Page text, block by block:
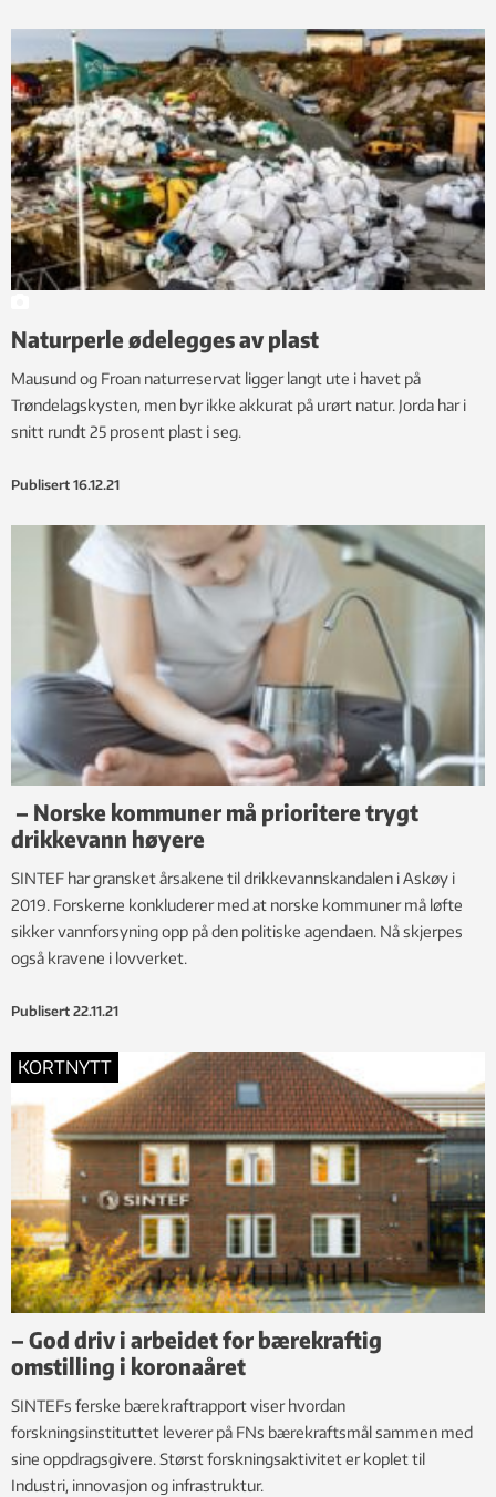
Naturperle ødelegges av plast
Mausund og Froan naturreservat ligger langt ute i havet på
Trøndelagskysten, men byr ikke akkurat på urørt natur. Jorda har i
snitt rundt 25 prosent plast i seg.
Publisert 16.12.21
– Norske kommuner må prioritere trygt
drikkevann høyere
SINTEF har gransket årsakene til drikkevannskandalen i Askøy i
2019. Forskerne konkluderer med at norske kommuner må løfte
sikker vannforsyning opp på den politiske agendaen. Nå skjerpes
også kravene i lovverket.
Publisert 22.11.21
KORTNYTT
– God driv i arbeidet for bærekraftig
omstilling i koronaåret
SINTEFs ferske bærekraftrapport viser hvordan
forskningsinstituttet leverer på FNs bærekraftsmål sammen med
sine oppdragsgivere. Størst forskningsaktivitet er koplet til
Industri, innovasjon og infrastruktur.